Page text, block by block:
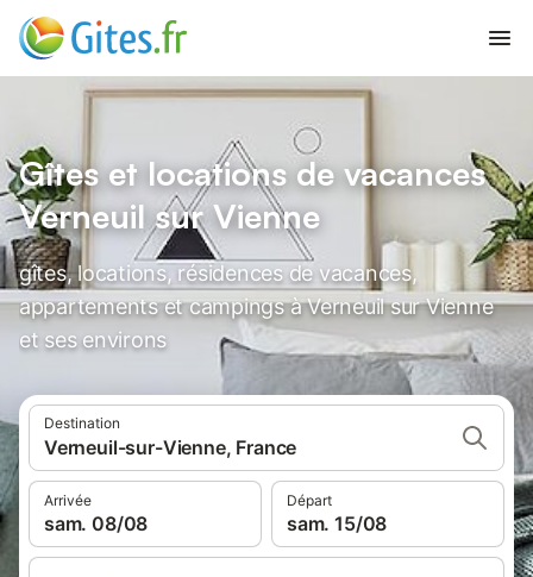
Gîtes et locations de vacances
Verneuil sur Vienne
gîtes, locations, résidences de vacances,
appartements et campings à Verneuil sur Vienne
et ses environs
Destination
Verneuil-sur-Vienne, France
Arrivée
sam. 08/08
Départ
sam. 15/08